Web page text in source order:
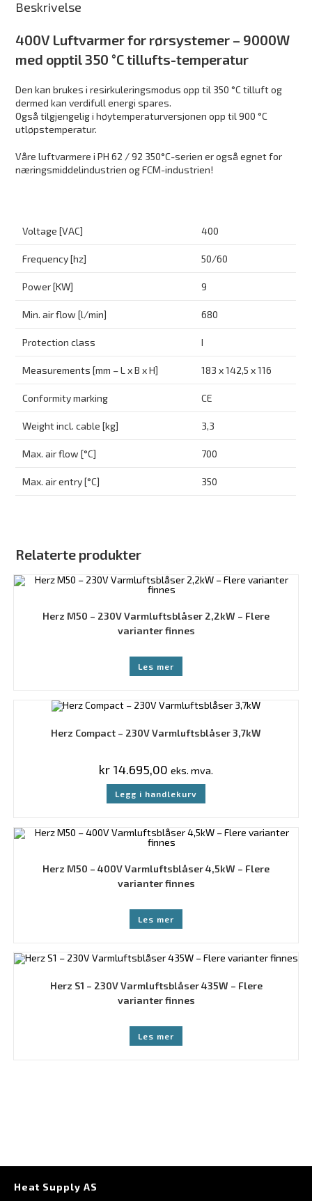
Beskrivelse
400V Luftvarmer for rørsystemer – 9000W
med opptil 350 °C tillufts-temperatur
Den kan brukes i resirkuleringsmodus opp til 350 °C tilluft og
dermed kan verdifull energi spares.
Også tilgjengelig i høytemperaturversjonen opp til 900 °C
utløpstemperatur.
Våre luftvarmere i PH 62 / 92 350°C-serien er også egnet for
næringsmiddelindustrien og FCM-industrien!
Voltage [VAC] 400
Frequency [hz] 50/60
Power [KW] 9
Min. air flow [l/min] 680
Protection class I
Measurements [mm – L x B x H] 183 x 142,5 x 116
Conformity marking CE
Weight incl. cable [kg] 3,3
Max. air flow [°C] 700
Max. air entry [°C] 350
Relaterte produkter
Herz M50 – 230V Varmluftsblåser 2,2kW – Flere
varianter finnes
Les mer
Herz Compact – 230V Varmluftsblåser 3,7kW
kr 14.695,00 eks. mva.
Legg i handlekurv
Herz M50 – 400V Varmluftsblåser 4,5kW – Flere
varianter finnes
Les mer
Herz S1 – 230V Varmluftsblåser 435W – Flere
varianter finnes
Les mer
Heat Supply AS